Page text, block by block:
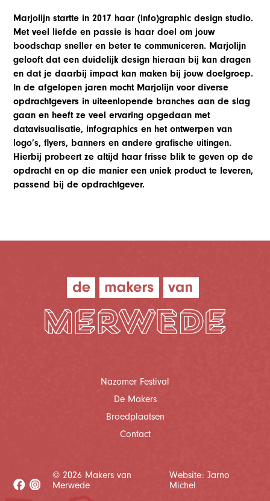
Marjolijn startte in 2017 haar (info)graphic design studio.
Met veel liefde en passie is haar doel om jouw
boodschap sneller en beter te communiceren. Marjolijn
gelooft dat een duidelijk design hieraan bij kan dragen
en dat je daarbij impact kan maken bij jouw doelgroep.
In de afgelopen jaren mocht Marjolijn voor diverse
opdrachtgevers in uiteenlopende branches aan de slag
gaan en heeft ze veel ervaring opgedaan met
datavisualisatie, infographics en het ontwerpen van
logo’s, flyers, banners en andere grafische uitingen.
Hierbij probeert ze altijd haar frisse blik te geven op de
opdracht en op die manier een uniek product te leveren,
passend bij de opdrachtgever.
Nazomer Festival
De Makers
Broedplaatsen
Contact
© 2026 Makers van
Merwede
Website: Jarno
Michel